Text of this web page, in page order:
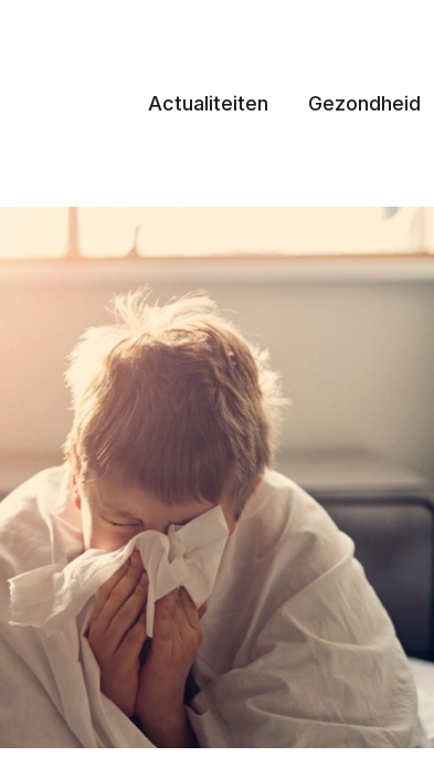
Actualiteiten Gezondheid